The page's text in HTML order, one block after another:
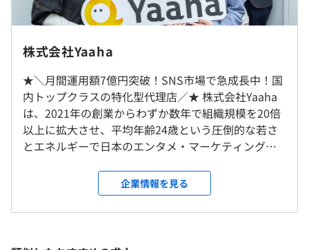
■株式会社じげん様
『賃貸スモッカ』や『中古車EX』といった複数のプラッ
しております。
■株式会社キャリアインデックス様
求人情報アプリ『Lacotto』におけるプロモーション用の
クリエイティブ制作を手がけております。
■グリーンモンスター株式会社様
『FXなび』をはじめとする学習系アプリにおいて、ショ
ート動画広告の制作事例がございます。
原則出社ですが、一部リモート勤務が可能です。
就業場所の変更範囲
＜雇入時＞
本社もしくはリモートワーク
＜変更範囲＞
会社の定める就業場所
受動喫煙防止措置に関する事項
■標準的な勤務時間帯：10:00～19:00
■フレックスタイム制（1日の標準労働時間8時間）
■コアタイム：12:00～17:00
■フレキシブルタイム：9:00～12:00、17:00～23:00
平均残業時間：平均15-20時間／月
株式会社Yaaha
★＼月間運用額7億円突破！SNS市場で急成長中！国
内トップクラスの特化型代理店／★ 株式会社Yaaha
は、2021年の創業からわずか数年で組織規模を20倍
以上に拡大させ、平均年齢24歳という圧倒的な若さ
とエネルギーで日本のエンタメ・マーケティング業
年度の「ベストベンチャー100」にも選出されていま
エイティブ集団 ショート動画広告の領域に特化し、
完結させることで、週200本以上という驚異的なスピ
企業情報を見る